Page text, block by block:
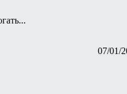
07/01/